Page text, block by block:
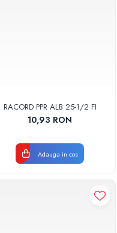
RACORD PPR ALB 25-1/2 FI
10,93 RON
Adauga in cos